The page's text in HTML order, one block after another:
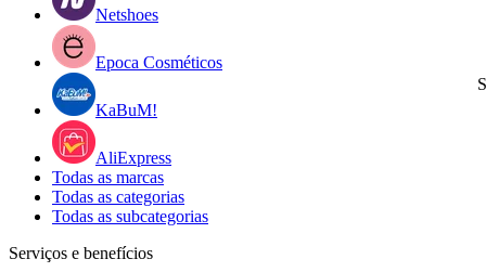
Netshoes
Epoca Cosméticos
KaBuM!
AliExpress
Todas as marcas
Todas as categorias
Todas as subcategorias
Serviços e benefícios